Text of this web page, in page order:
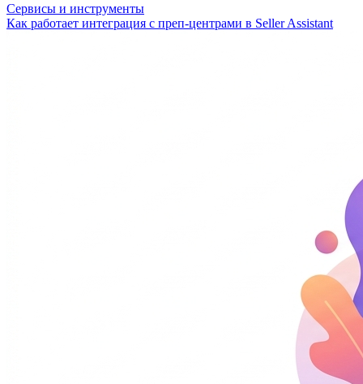
Сервисы и инструменты
Как работает интеграция с преп-центрами в Seller Assistant